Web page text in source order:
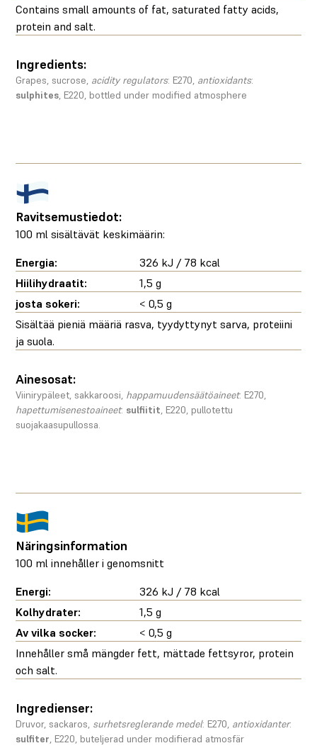
Contains small amounts of fat, saturated fatty acids,
protein and salt.
Ingredients:
Grapes, sucrose, acidity regulators: E270, antioxidants:
sulphites, E220, bottled under modified atmosphere
Ravitsemustiedot:
100 ml sisältävät keskimäärin:
Energia:
326 kJ / 78 kcal
Hiilihydraatit:
1,5 g
josta sokeri:
< 0,5 g
Sisältää pieniä määriä rasva, tyydyttynyt sarva, proteiini
ja suola.
Ainesosat:
Viinirypäleet, sakkaroosi, happamuudensäätöaineet: E270,
hapettumisenestoaineet: sulfiitit , E220, pullotettu
suojakaasupullossa.
Näringsinformation
100 ml innehåller i genomsnitt
Energi:
326 kJ / 78 kcal
Kolhydrater:
1,5 g
Av vilka socker:
< 0,5 g
Innehåller små mängder fett, mättade fettsyror, protein
och salt.
Ingredienser:
Druvor, sackaros, surhetsreglerande medel: E270, antioxidanter:
sulfiter, E220, buteljerad under modifierad atmosfär